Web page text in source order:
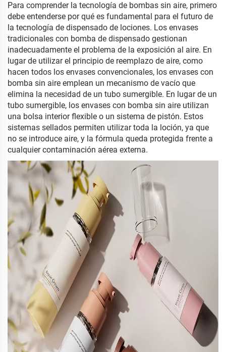
Para comprender la tecnología de bombas sin aire, primero
debe entenderse por qué es fundamental para el futuro de
la tecnología de dispensado de lociones. Los envases
tradicionales con bomba de dispensado gestionan
inadecuadamente el problema de la exposición al aire. En
lugar de utilizar el principio de reemplazo de aire, como
hacen todos los envases convencionales, los envases con
bomba sin aire emplean un mecanismo de vacío que
elimina la necesidad de un tubo sumergible. En lugar de un
tubo sumergible, los envases con bomba sin aire utilizan
una bolsa interior flexible o un sistema de pistón. Estos
sistemas sellados permiten utilizar toda la loción, ya que
no se introduce aire, y la fórmula queda protegida frente a
cualquier contaminación aérea externa.